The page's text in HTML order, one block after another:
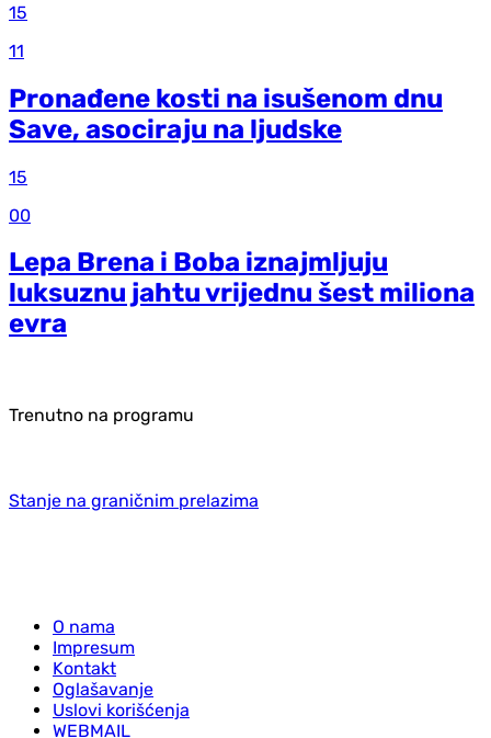
15
11
Pronađene kosti na isušenom dnu
Save, asociraju na ljudske
15
00
Lepa Brena i Boba iznajmljuju
luksuznu jahtu vrijednu šest miliona
evra
Trenutno na programu
Stanje na graničnim prelazima
O nama
Impresum
Kontakt
Oglašavanje
Uslovi korišćenja
WEBMAIL